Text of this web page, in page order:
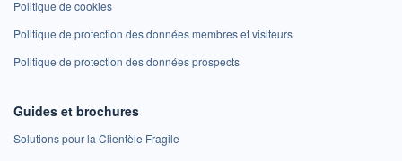
Politique de cookies
Politique de protection des données membres et visiteurs
Politique de protection des données prospects
Guides et brochures
Solutions pour la Clientèle Fragile